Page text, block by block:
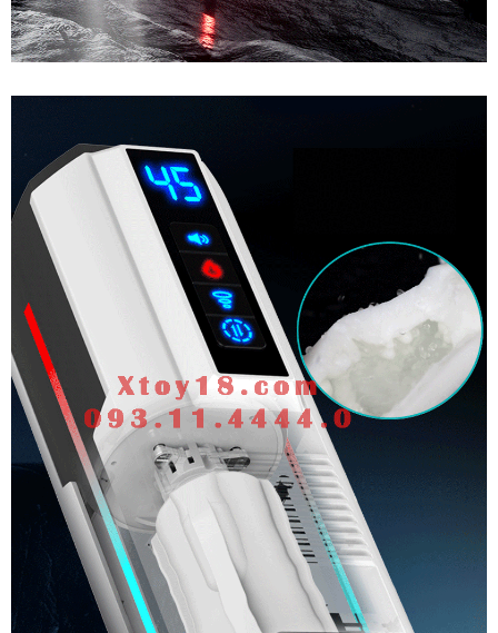
Âm
Cao
Cấp
Ji
Yu
Ares
Rung
Thụt
Mút
Co
Bóp
Đa
Chức
Năng